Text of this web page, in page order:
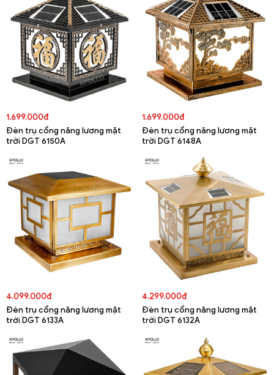
1.699.000đ
Đèn trụ cổng năng lương mặt
trời DGT 6150A
1.699.000đ
Đèn trụ cổng năng lương mặt
trời DGT 6148A
4.099.000đ
Đèn trụ cổng năng lương mặt
trời DGT 6133A
4.299.000đ
Đèn trụ cổng năng lương mặt
trời DGT 6132A